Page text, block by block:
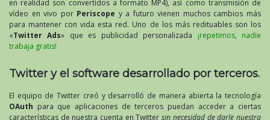
en realidad son convertidos a formato MP4), así como transmisión de
vídeo en vivo porPeriscope y a futuro vienen muchos cambios más
para mantener con vida esta red. Uno de los más redituables son los
«Twitter Ads» que es publicidad personalizada ¡repetimos, nadie
trabaja gratis!
Twitter y el software desarrollado por terceros.
El equipo de Twitter creó y desarrolló de manera abierta la tecnología
OAuth para que aplicaciones de terceros puedan acceder a ciertas
características de nuestra cuenta en Twittersin necesidad de darle nuestra